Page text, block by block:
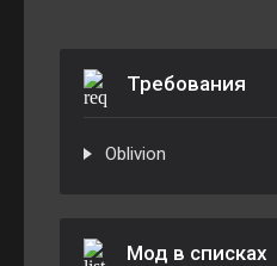
Требования
Oblivion
Мод в списках